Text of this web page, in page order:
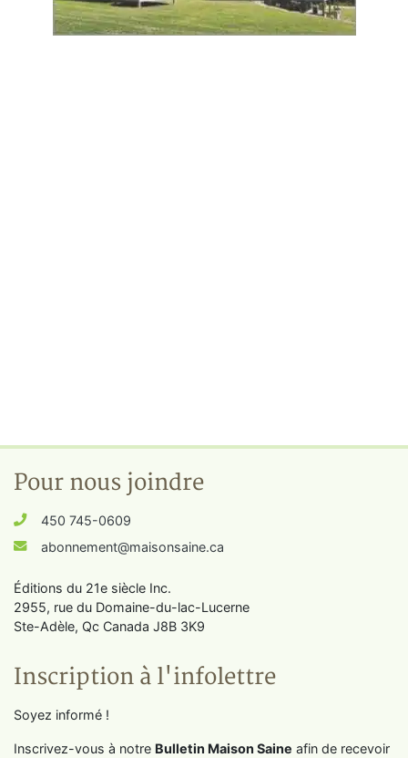
Pour nous joindre
450 745-0609
abonnement@maisonsaine.ca
Éditions du 21e siècle Inc.
2955, rue du Domaine-du-lac-Lucerne
Ste-Adèle, Qc Canada J8B 3K9
Inscription à l'infolettre
Soyez informé !
Inscrivez-vous à notre Bulletin Maison Saine afin de recevoir